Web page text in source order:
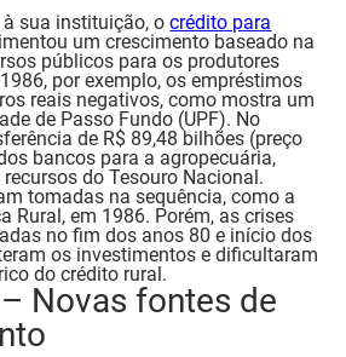
à sua instituição, ocrédito para
um crescimento baseado na
públicos para os produtores
por exemplo, os empréstimos
reais negativos, como mostra um
de Passo Fundo (UPF). No
de R$ 89,48 bilhões (preço
bancos para a agropecuária,
do Tesouro Nacional.
tomadas na sequência, como a
Rural, em 1986. Porém, as crises
no fim dos anos 80 e início dos
os investimentos e dificultaram
do crédito rural.
Novas fontes de